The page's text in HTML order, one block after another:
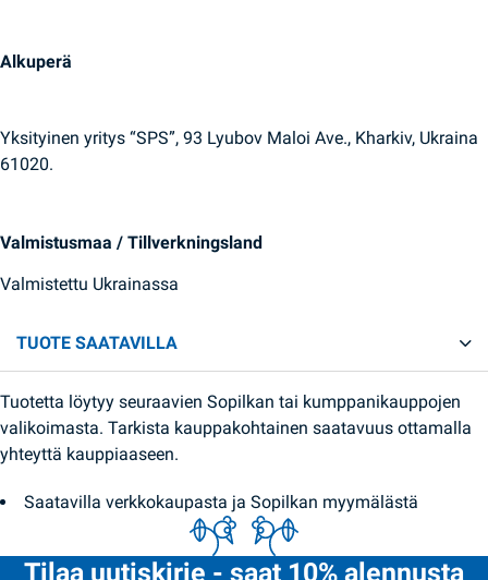
Alkuperä
Yksityinen yritys “SPS”, 93 Lyubov Maloi Ave., Kharkiv, Ukraina
61020.
Valmistusmaa / Tillverkningsland
Valmistettu Ukrainassa
TUOTE SAATAVILLA
Tuotetta löytyy seuraavien Sopilkan tai kumppanikauppojen
valikoimasta. Tarkista kauppakohtainen saatavuus ottamalla
yhteyttä kauppiaaseen.
Saatavilla verkkokaupasta ja Sopilkan myymälästä
Tilaa uutiskirje - saat 10% alennusta